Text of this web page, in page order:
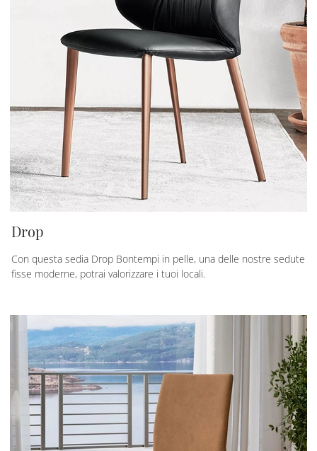
Drop
Con questa sedia Drop Bontempi in pelle, una delle nostre sedute
fisse moderne, potrai valorizzare i tuoi locali.